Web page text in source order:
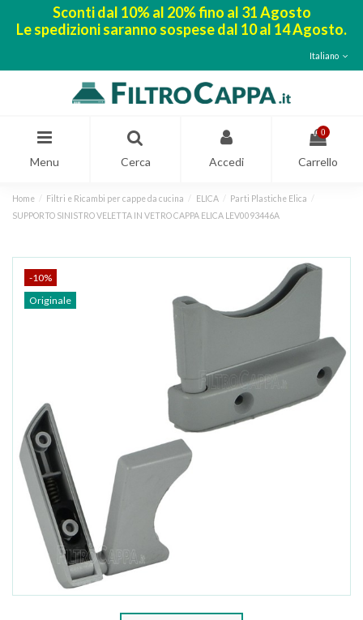
Sconti dal 10% al 20% fino al 31 Agosto
Le spedizioni saranno sospese dal 10 al 14 Agosto.
Italiano
Menu Cerca Accedi
0
Carrello
Home Filtri e Ricambi per cappe da cucina ELICA
Parti Plastiche Elica
SUPPORTO SINISTRO VELETTA IN VETRO CAPPA ELICA LEV0093446A
-10%
Originale